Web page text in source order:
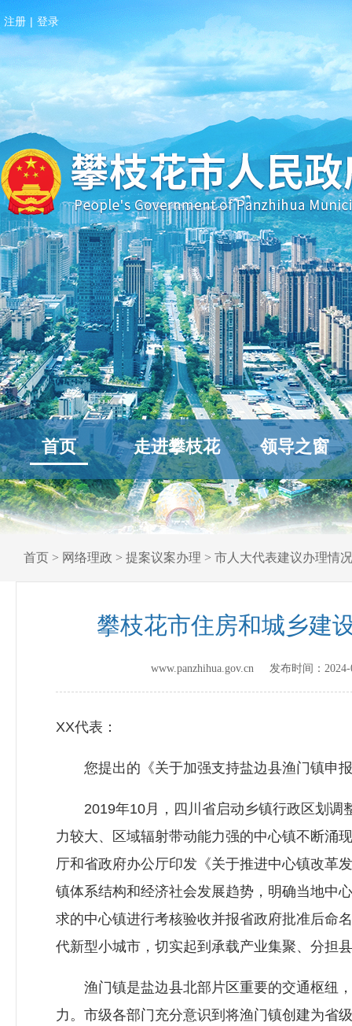
注册 | 登录
首页 走进攀枝花 领导之窗
首页 > 网络理政 > 提案议案办理 > 市人大代表建议办理情况
攀枝花市住房和城乡建
www.panzhihua.gov.cn 发布时间：
XX代表：
您提出的《关于加强支持盐边县渔门镇申报
2019年10月，四川省启动乡镇行政区划调
力较大、区域辐射带动能力强的中心镇不断涌
厅和省政府办公厅印发《关于推进中心镇改革
镇体系结构和经济社会发展趋势，明确当地中
求的中心镇进行考核验收并报省政府批准后命
代新型小城市，切实起到承载产业集聚、分担
渔门镇是盐边县北部片区重要的交通枢纽，
力。市级各部门充分意识到将渔门镇创建为省